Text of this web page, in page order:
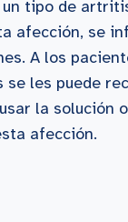
un tipo de
afección, se
A los
se les puede
la solución
afección.